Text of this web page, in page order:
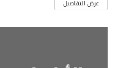
عرض التفاصيل